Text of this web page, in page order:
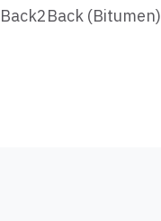
Back2Back (Bitumen)